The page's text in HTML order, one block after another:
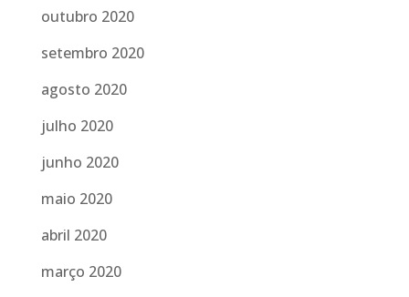
outubro 2020
setembro 2020
agosto 2020
julho 2020
junho 2020
maio 2020
abril 2020
março 2020